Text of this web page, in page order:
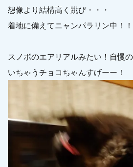
想像より結構高く跳び・・・
着地に備えてニャンパラリン中！！
スノボのエアリアルみたい！自慢
いちゃうチョコちゃんすげーー！